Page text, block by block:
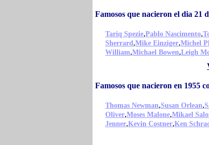
Famosos que nacieron el dia 21
Tariq Spezie,Pablo Nascimento,
Sherrard,Mike Einziger,Michel
William,Michael Bowen,Leigh
Famosos que nacieron en 1955
Thomas Newman,Susan Orlean,
Oliver,Moses Malone,Mikael
Jenner,Kevin Costner,Ken